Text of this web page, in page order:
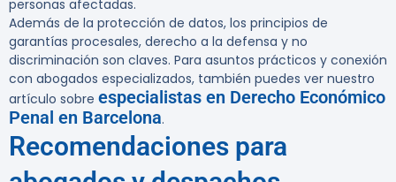
personas afectadas.
Además de la protección de datos, los principios de
garantías procesales, derecho a la defensa y no
discriminación son claves. Para asuntos prácticos y conexión
con abogados especializados, también puedes ver nuestro
artículo sobre especialistas en Derecho Económico
Penal en Barcelona.
Recomendaciones para